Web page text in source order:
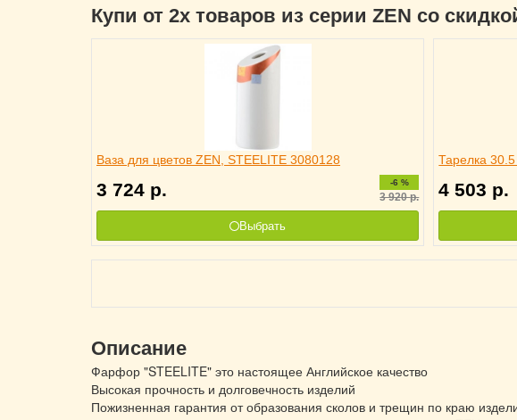
Купи от 2х товаров из серии ZEN со
Ваза для цветов ZEN, STEELITE 3080128
3 724 р. -6 %
3 920р.
Выбрать
Тарелка
4 503 р.
Описание
Фарфор "STEELITE" это настоящее Английское качество
Высокая прочность и долговечность изделий
Пожизненная гарантия от образования сколов и трещин по краю